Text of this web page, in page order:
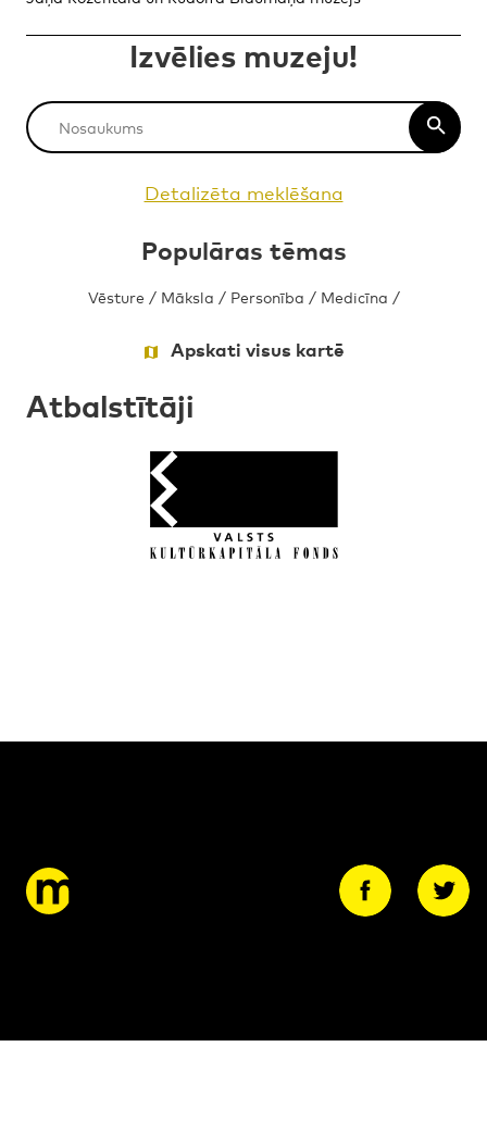
Izvēlies muzeju!
Detalizēta meklēšana
Populāras tēmas
Vēsture / Māksla / Personība / Medicīna /
Apskati visus kartē
Atbalstītāji